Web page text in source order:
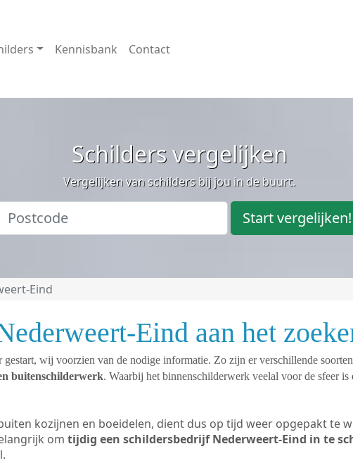
Kennisbank Contact
Schilders vergelijken
Vergelijken van schilders bij jou in de buurt.
Start vergelijken!
Eind
Eind aan het
gestart, wij voorzien van de nodige informatie. Zo zijn er verschillende
buitenschilderwerk. Waarbij het binnenschilderwerk veelal voor de sfeer
kozijnen en boeidelen, dient dus op tijd weer opgepakt te
om tijdig een schildersbedrijf Nederweert-Eind in te